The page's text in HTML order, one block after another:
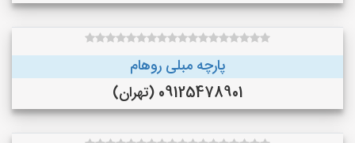
پارچه مبلی روهام
09125478901 (تهران)